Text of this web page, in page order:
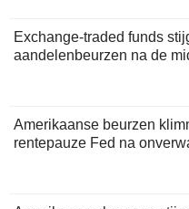
Exchange-traded funds
aandelenbeurzen na de
Amerikaanse beurzen
rentepauze Fed na